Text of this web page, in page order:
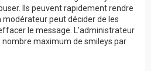
Ils peuvent rapidement rendre
modérateur peut décider de les
le message. L’administrateur
nombre maximum de smileys par